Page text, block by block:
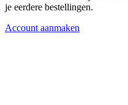
je eerdere bestellingen.
Account aanmaken